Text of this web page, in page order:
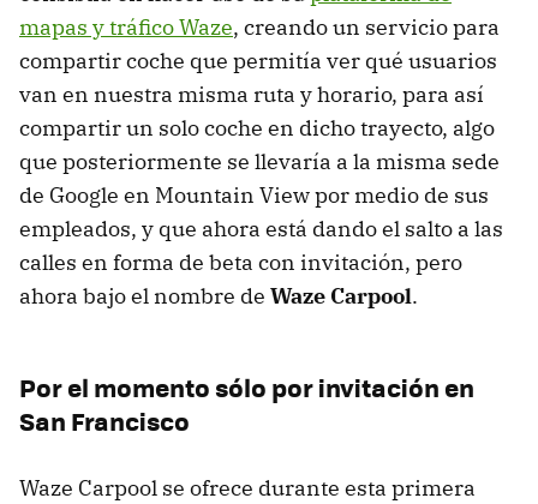
mapas y tráfico Waze, creando un servicio para
compartir coche que permitía ver qué usuarios
van en nuestra misma ruta y horario, para así
compartir un solo coche en dicho trayecto, algo
que posteriormente se llevaría a la misma sede
de Google en Mountain View por medio de sus
empleados, y que ahora está dando el salto a las
calles en forma de beta con invitación, pero
ahora bajo el nombre de Waze Carpool.
Por el momento sólo por invitación en
San Francisco
Waze Carpool se ofrece durante esta primera